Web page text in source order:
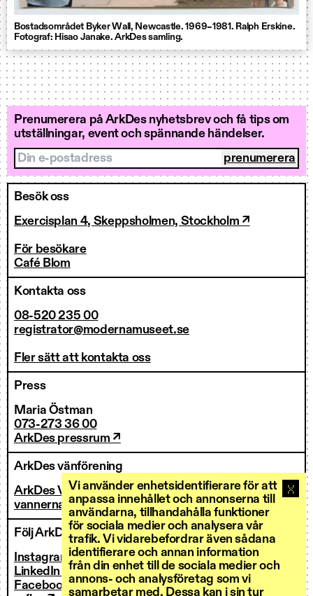
Vi använder enhetsidentifierare för att
anpassa innehållet och annonserna till
användarna, tillhandahålla funktioner
för sociala medier och analysera vår
trafik. Vi vidarebefordrar även sådana
identifierare och annan information
från din enhet till de sociala medier och
annons- och analysföretag som vi
samarbetar med. Dessa kan i sin tur
Bostadsområdet Byker Wall, Newcastle. 1969–1981. Ralph Erskine.
Fotograf: Hisao Janake. ArkDes samling.
Prenumerera på ArkDes nyhetsbrev och få tips om
utställningar, event och spännande händelser.
Din e-postadress
Besök oss
Exercisplan 4, Skeppsholmen, Stockholm ↗
För besökare
Café Blom
Kontakta oss
08-520 235 00
registrator@modernamuseet.se
Fler sätt att kontakta oss
Press
Maria Östman
073-273 36 00
ArkDes pressrum ↗
ArkDes vänförening
ArkDes Vänner
vannerna@arkdes.se
Följ ArkDes
Instagram ↗
LinkedIn ↗
Facebook ↗